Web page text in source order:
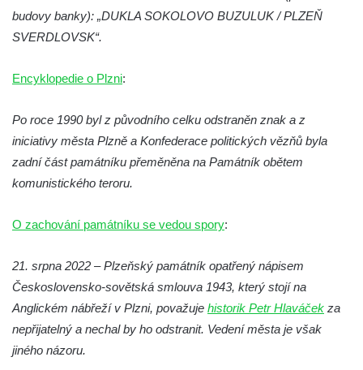
Sousoší Humanoidi na Lannově třídě v
Českých Budějovicích
Na Sadech v Českých Budějovicích
Sadech v Českých Budějovicích
Socha Mateřství v parku Na Sadech v
Českých Budějovicích
Sadech v Českých Budějovicích
Pražské třídě v Českých Budějovicích
Socha Civilizovaní na Husově třídě v
Českých Budějovicích
Socha svatého Jana Nepomuckého Na
Sadech u Mlýnské stoky v Českých
budovy banky): „DUKLA SOKOLOVO BUZULUK / PLZEŇ
SVERDLOVSK“.
Encyklopedie o Plzni:
Po roce 1990 byl z původního celku odstraněn znak a z
iniciativy města Plzně a Konfederace politických vězňů byla
zadní část památníku přeměněna na Památník obětem
komunistického teroru.
O zachování památníku se vedou spory:
21. srpna 2022 – Plzeňský památník opatřený nápisem
Československo-sovětská smlouva 1943, který stojí na
Anglickém nábřeží v Plzni, považuje historik Petr Hlaváček za
nepřijatelný a nechal by ho odstranit. Vedení města je však
jiného názoru.